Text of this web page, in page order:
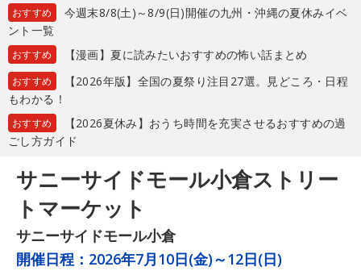
おすすめ
今週末8/8(土)～8/9(日)開催の九州・沖縄の夏休みイベ
ント一覧
おすすめ 【漫画】夏に読みたいおすすめの怖い話まとめ
おすすめ
【2026年版】全国の夏祭り注目27選。見どころ・日程
もわかる！
おすすめ
【2026夏休み】おうち時間を充実させるおすすめの過
ごし方ガイド
サニーサイドモール小倉ストリー
トマーケット
サニーサイドモール小倉
開催日程： 2026年7月10日(金)～12日(日)